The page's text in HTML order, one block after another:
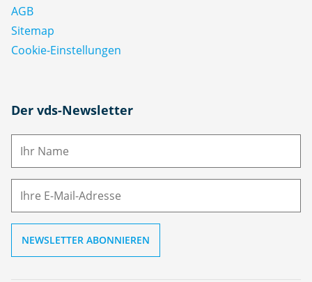
AGB
Sitemap
Cookie-Einstellungen
Der vds-Newsletter
N
M